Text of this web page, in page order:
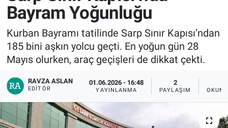
Bayram Yoğunluğu
Kurban Bayramı tatilinde Sarp Sınır Kapısı’ndan
185 bini aşkın yolcu geçti. En yoğun gün 28
Mayıs olurken, araç geçişleri de dikkat çekti.
RAVZA ASLAN
EDITÖR
01.06.2026 - 16:48
YAYINLANMA
2
PAYLAŞIM
Politika
Bilim, Teknoloji
KÜLTÜR-SANAT
Yerel
Bursaspor
Bursa Namaz Vakitleri
Bursa Trafik Yoğunluk Haritası
Süper Lig Puan Durumu ve Fikstür
Tüm Manşetler
Son Dakika Haberleri